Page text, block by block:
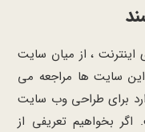
، از میان سایت
سایت ها مراجعه می
برای طراحی وب سایت
بخواهیم تعریفی از